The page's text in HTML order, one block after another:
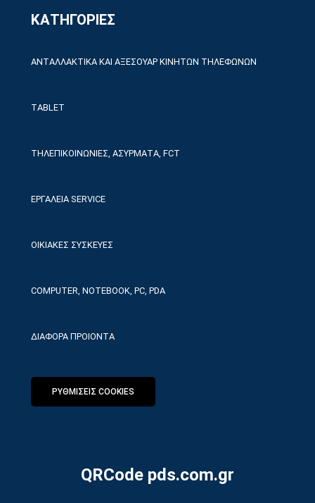
ΚΑΤΗΓΟΡΙΕΣ
ΑΝΤΑΛΛΑΚΤΙΚΑ ΚΑΙ ΑΞΕΣΟΥΑΡ ΚΙΝΗΤΩΝ ΤΗΛΕΦΩΝΩΝ
TABLET
ΤΗΛΕΠΙΚΟΙΝΩΝΙΕΣ, ΑΣΥΡΜΑΤΑ, FCT
ΕΡΓΑΛΕΙΑ SERVICE
ΟΙΚΙΑΚΕΣ ΣΥΣΚΕΥΕΣ
COMPUTER, NOTEBOOK, PC, PDA
ΔΙΑΦΟΡΑ ΠΡΟΙΟΝΤΑ
ΡΥΘΜΙΣΕΙΣ COOKIES
QRCode pds.com.gr